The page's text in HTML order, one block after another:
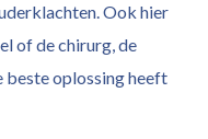
Ook hier
of de chirurg, de
oplossing heeft